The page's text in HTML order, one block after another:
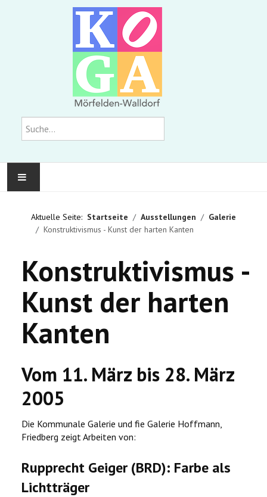
Suchen
AUSSTELLUNGEN
WIR ÜBER UNS
Aktuelle Seite: Startseite Ausstellungen
Galerie
Konstruktivismus - Kunst der harten Kanten
Konstruktivismus -
Kunst der harten
Kanten
Vom 11. März bis 28. März
2005
Die Kommunale Galerie und fie Galerie Hoffmann,
Friedberg zeigt Arbeiten von:
Rupprecht Geiger (BRD): Farbe als
Lichtträger